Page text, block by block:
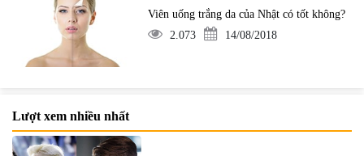
Viên uống trắng da của Nhật có tốt không?
2.073
14/08/2018
Lượt xem nhiều nhất